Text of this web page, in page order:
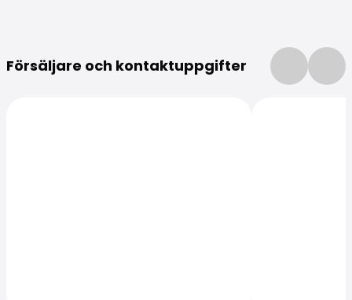
Försäljare och kontaktuppgifter